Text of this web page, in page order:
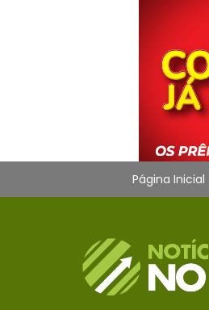
Página Inicial